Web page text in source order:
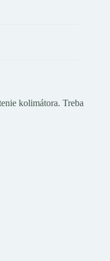
kolimátora. Treba